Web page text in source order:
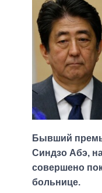
Бывший
Синдзо Абэ,
совершено
больнице.